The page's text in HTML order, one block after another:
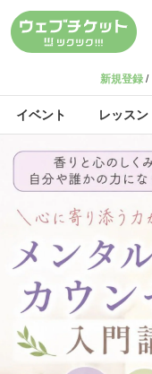
新規登録 /
イベント レッスン